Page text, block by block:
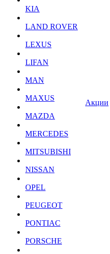
KIA
LAND ROVER
LEXUS
LIFAN
MAN
MAXUS
MAZDA
MERCEDES
MITSUBISHI
NISSAN
OPEL
PEUGEOT
PONTIAC
PORSCHE
Акции